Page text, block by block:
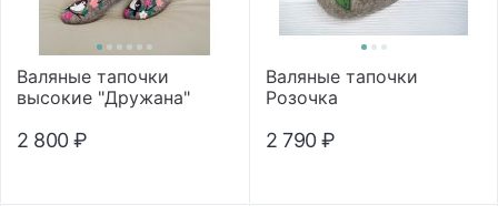
Валяные тапочки
высокие "Дружана"
2 800 ₽
Валяные тапочки
Розочка
2 790 ₽